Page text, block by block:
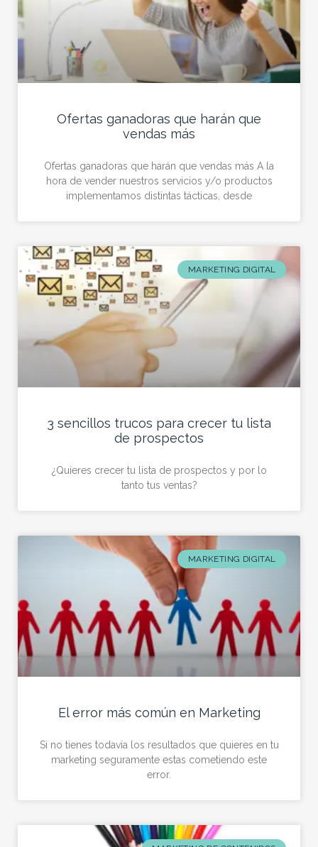
Ofertas ganadoras que harán que
vendas más
Ofertas ganadoras que harán que vendas más A la
hora de vender nuestros servicios y/o productos
implementamos distintas tácticas, desde
MARKETING DIGITAL
3 sencillos trucos para crecer tu lista
de prospectos
¿Quieres crecer tu lista de prospectos y por lo
tanto tus ventas?
MARKETING DIGITAL
El error más común en Marketing
Si no tienes todavía los resultados que quieres en tu
marketing seguramente estas cometiendo este
error.